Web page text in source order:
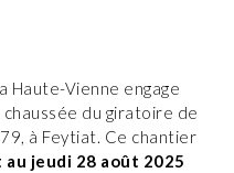
Haute-Vienne engage
du giratoire de
à Feytiat. Ce chantier
au jeudi 28 août 2025